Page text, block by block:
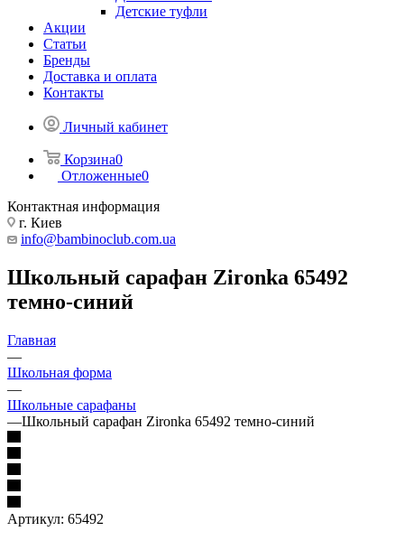
Детские туфли
Акции
Статьи
Бренды
Доставка и оплата
Контакты
Личный кабинет
Корзина0
Отложенные0
Контактная информация
г. Киев
info@bambinoclub.com.ua
Школьный сарафан Zironka 65492
темно-синий
Главная
—
Школьная форма
—
Школьные сарафаны
—Школьный сарафан Zironka 65492 темно-синий
Артикул: 65492